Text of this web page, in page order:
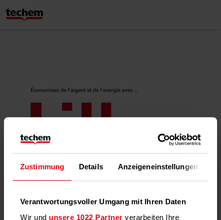
Zustimmung Details Anzeigeneinstellungen
Verantwortungsvoller Umgang mit Ihren Daten
Wir und unsere 1022 Partner verarbeiten Ihre